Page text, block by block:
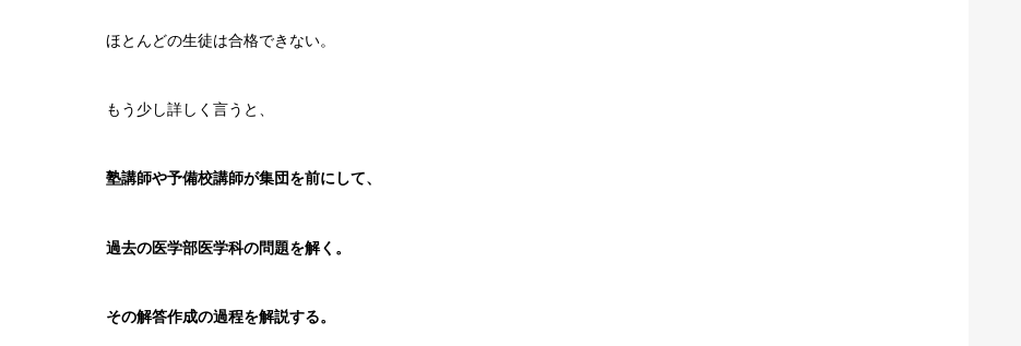
ほとんどの生徒は合格できない。
もう少し詳しく言うと、
塾講師や予備校講師が集団を前にして、
過去の医学部医学科の問題を解く。
その解答作成の過程を解説する。